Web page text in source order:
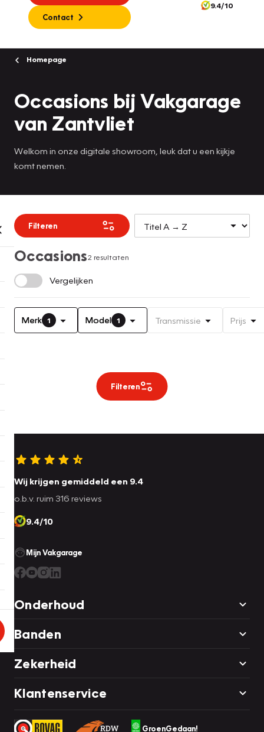
Contact
9.4/10
Homepage
Occasions bij Vakgarage
van Zantvliet
Welkom in onze digitale showroom, leuk dat u een kijkje
komt nemen.
Filteren
Occasions2 resultaten
Vergelijken
Merk 1 Model 1 Transmissie Prijs
Filteren
Wij krijgen gemiddeld een 9.4
o.b.v. ruim 316 reviews
9.4/10
Mijn Vakgarage
Onderhoud
Banden
Zekerheid
Klantenservice
GroenGedaan!